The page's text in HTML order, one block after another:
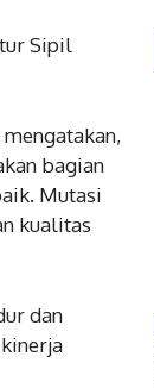
Sipil
bagian
Mutasi
kualitas
dan